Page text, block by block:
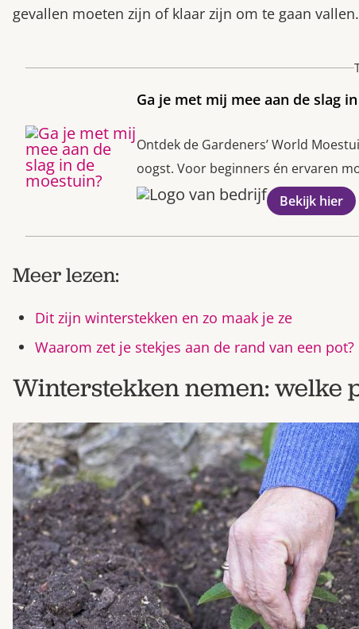
gevallen moeten zijn of klaar zijn om te gaan vallen.
Ga je met mij mee aan de slag
Ontdek de Gardeners’ World
oogst. Voor beginners én ervaren
Bekijk hier
Meer lezen:
Dit zijn winterstekken en zo maak je ze
Waarom zet je stekjes aan de rand van een pot?
Winterstekken nemen: welke